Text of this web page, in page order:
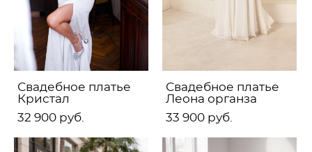
Свадебное платье
Кристал
32 900 pуб.
Свадебное платье
Леона органза
33 900 pуб.